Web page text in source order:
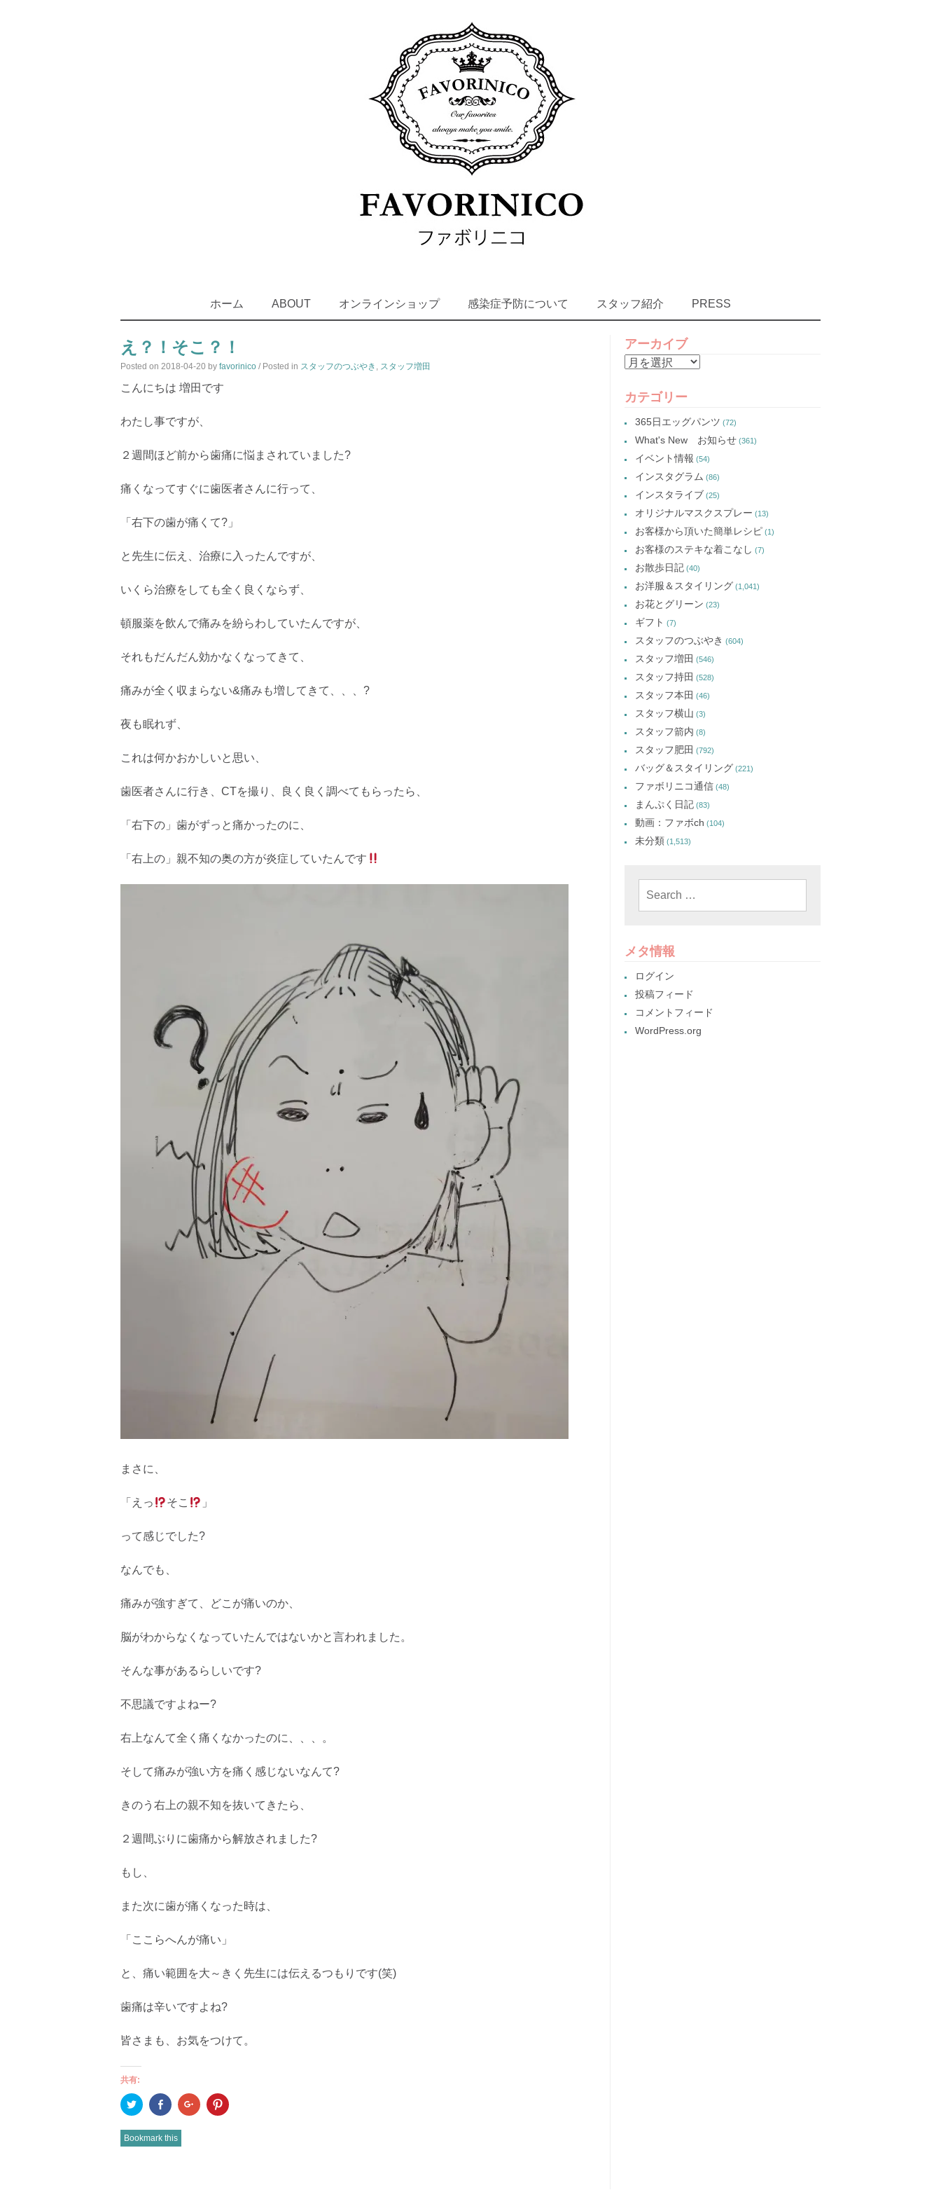
SKIP
TO
ホーム ABOUT オンラインショップ 感染症予防について スタッフ紹介 PRESS
え？！そこ？！
Posted on 2018-04-20 by favorinico / Posted in スタッフのつぶやき , スタッフ増田
こんにちは 増田です
わたし事ですが、
２週間ほど前から歯痛に悩まされていました?
痛くなってすぐに歯医者さんに行って、
「右下の歯が痛くて?」
と先生に伝え、治療に入ったんですが、
いくら治療をしても全く良くならず、
頓服薬を飲んで痛みを紛らわしていたんですが、
それもだんだん効かなくなってきて、
痛みが全く収まらない&痛みも増してきて、、、?
夜も眠れず、
これは何かおかしいと思い、
歯医者さんに行き、CTを撮り、良く良く調べてもらったら、
「右下の」歯がずっと痛かったのに、
「右上の」親不知の奥の方が炎症していたんです
まさに、
「えっ そこ 」
って感じでした?
なんでも、
痛みが強すぎて、どこが痛いのか、
脳がわからなくなっていたんではないかと言われました。
そんな事があるらしいです?
不思議ですよねー?
右上なんて全く痛くなかったのに、、、。
そして痛みが強い方を痛く感じないなんて?
きのう右上の親不知を抜いてきたら、
２週間ぶりに歯痛から解放されました?
もし、
また次に歯が痛くなった時は、
「ここらへんが痛い」
と、痛い範囲を大～きく先生には伝えるつもりです(笑)
歯痛は辛いですよね?
皆さまも、お気をつけて。
共有:
ク
リ
ク
し
て
Facebook
で
有
(新
し
ク
リ
ク
リ
Bookmark this
アーカイブ
ア
カ
カテゴリー
365日エッグパンツ (72)
What's New お知らせ (361)
イベント情報 (54)
インスタグラム (86)
インスタライブ (25)
オリジナルマスクスプレー (13)
お客様から頂いた簡単レシピ (1)
お客様のステキな着こなし (7)
お散歩日記 (40)
お洋服＆スタイリング (1,041)
お花とグリーン (23)
ギフト (7)
スタッフのつぶやき (604)
スタッフ増田 (546)
スタッフ持田 (528)
スタッフ本田 (46)
スタッフ横山 (3)
スタッフ箭内 (8)
スタッフ肥田 (792)
バッグ＆スタイリング (221)
ファボリニコ通信 (48)
まんぷく日記 (83)
動画：ファボch (104)
未分類 (1,513)
メタ情報
ログイン
投稿フィード
コメントフィード
WordPress.org